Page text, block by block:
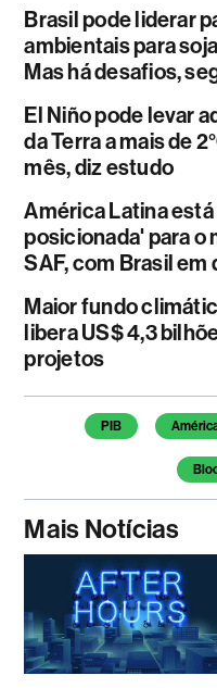
Brasil pode liderar
ambientais para
Mas há desafios,
El Niño pode levar
da Terra a mais de
mês, diz estudo
América Latina está
posicionada' para o
SAF, com Brasil em
Maior fundo
libera US$ 4,3
projetos
Temas deste artigo
PIB
Mais Notícias